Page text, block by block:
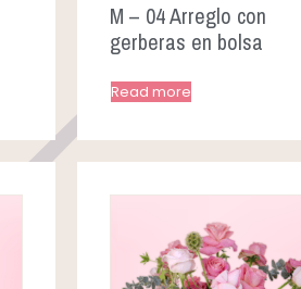
M – 04 Arreglo con
gerberas en bolsa
Read more